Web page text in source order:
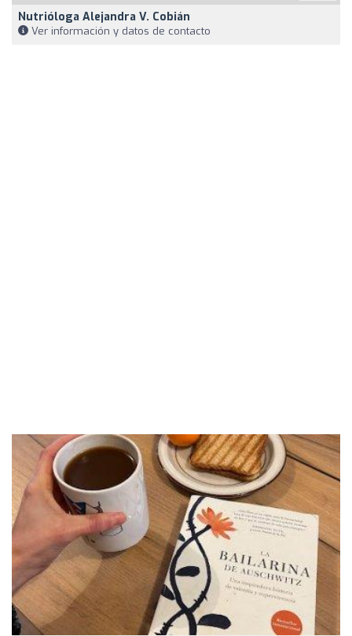
Nutrióloga Alejandra V. Cobián
Ver información y datos de contacto